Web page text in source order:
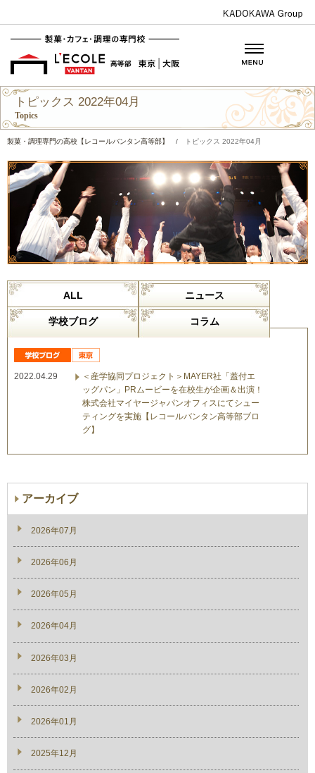
トピックス 2022年04月
Topics
製菓・調理専門の高校【レコールバンタン高等部】 / トピックス 2022年04月
ALL ニュース
学校ブログ コラム
2022.04.29
＜産学協同プロジェクト＞MAYER社「蓋付エ
ッグパン」PRムービーを在校生が企画＆出演！
株式会社マイヤージャパンオフィスにてシュー
ティングを実施【レコールバンタン高等部ブロ
グ】
アーカイブ
2026年07月
2026年06月
2026年05月
2026年04月
2026年03月
2026年02月
2026年01月
2025年12月